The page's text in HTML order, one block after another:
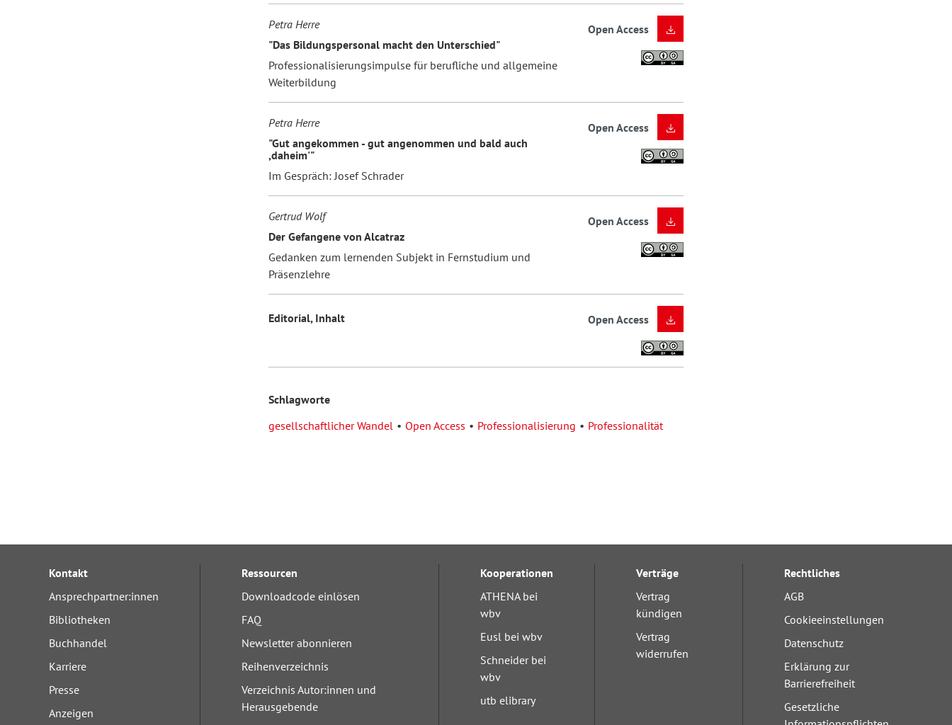
Petra Herre
"Das Bildungspersonal macht den Unterschied"
Professionalisierungsimpulse für berufliche und allgemeine
Weiterbildung
Open Access
Petra Herre
"Gut angekommen - gut angenommen und bald auch
,daheim'"
Im Gespräch: Josef Schrader
Open Access
Gertrud Wolf
Der Gefangene von Alcatraz
Gedanken zum lernenden Subjekt in Fernstudium und
Präsenzlehre
Open Access
Editorial, Inhalt Open Access
Schlagworte
gesellschaftlicher Wandel
Open Access Professionalisierung Professionalität
Kontakt
Ansprechpartner:innen
Bibliotheken
Buchhandel
Karriere
Presse
Anzeigen
Ressourcen
Downloadcode einlösen
FAQ
Newsletter abonnieren
Reihenverzeichnis
Verzeichnis Autor:innen und
Herausgebende
Kooperationen
ATHENA bei
wbv
Eusl bei wbv
Schneider bei
wbv
utb elibrary
Verträge
Vertrag
kündigen
Vertrag
widerrufen
Rechtliches
AGB
Cookieeinstellungen
Datenschutz
Erklärung zur
Barrierefreiheit
Gesetzliche